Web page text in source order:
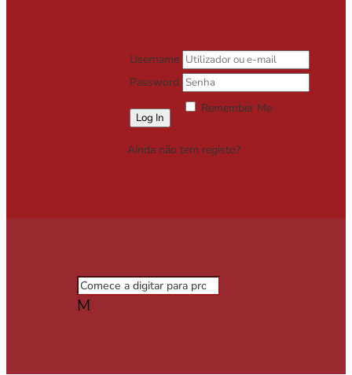
Username
Password
Remember Me
Ainda não tem registo?
M